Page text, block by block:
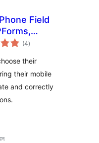
Field
Form 7,
Forms,
Forms
(4টা
মুঠ)
their
their mobile
and correctly